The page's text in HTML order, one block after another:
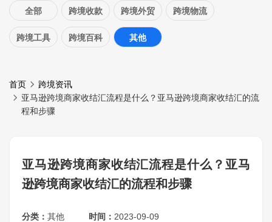
全部 跨境收款 跨境外贸 跨境物流
跨境工具 跨境百科 其他
首页
跨境资讯
亚马逊跨境商家收结汇流程是什么？亚马逊跨境商家收结汇的流
程和步骤
亚马逊跨境商家收结汇流程是什么？亚马
逊跨境商家收结汇的流程和步骤
分类： 其他 时间： 2023-09-09